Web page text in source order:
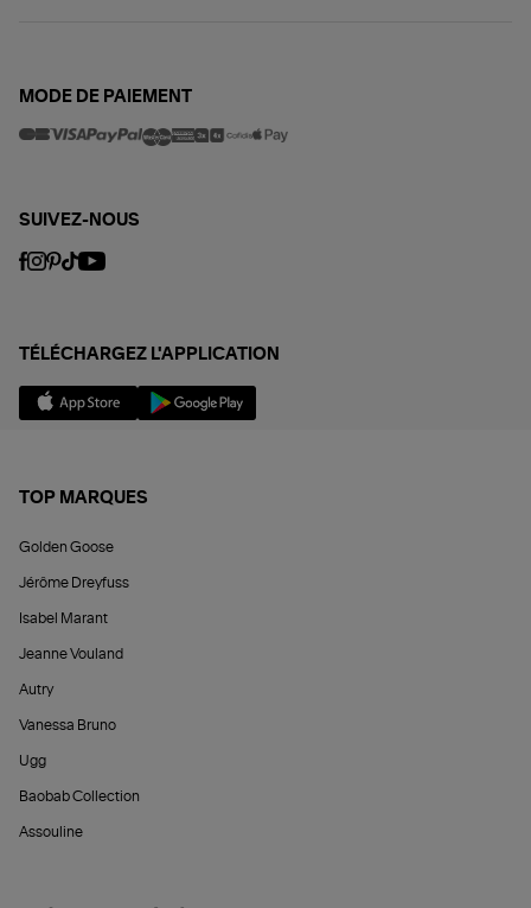
MODE DE PAIEMENT
SUIVEZ-NOUS
TÉLÉCHARGEZ L'APPLICATION
TOP MARQUES
Golden Goose
Jérôme Dreyfuss
Isabel Marant
Jeanne Vouland
Autry
Vanessa Bruno
Ugg
Baobab Collection
Assouline